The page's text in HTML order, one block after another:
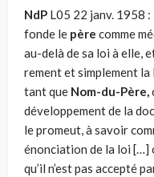
NdP L05 22 janv. 1958
fonde le père comme
au-delà de sa loi à elle,
rement et simplement la
tant que Nom-du-Père,
développement de la
le promeut, à savoir
énonciation de la loi […]
qu’il n’est pas accepté